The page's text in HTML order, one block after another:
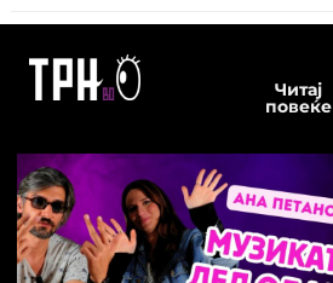
Читај
повеќе